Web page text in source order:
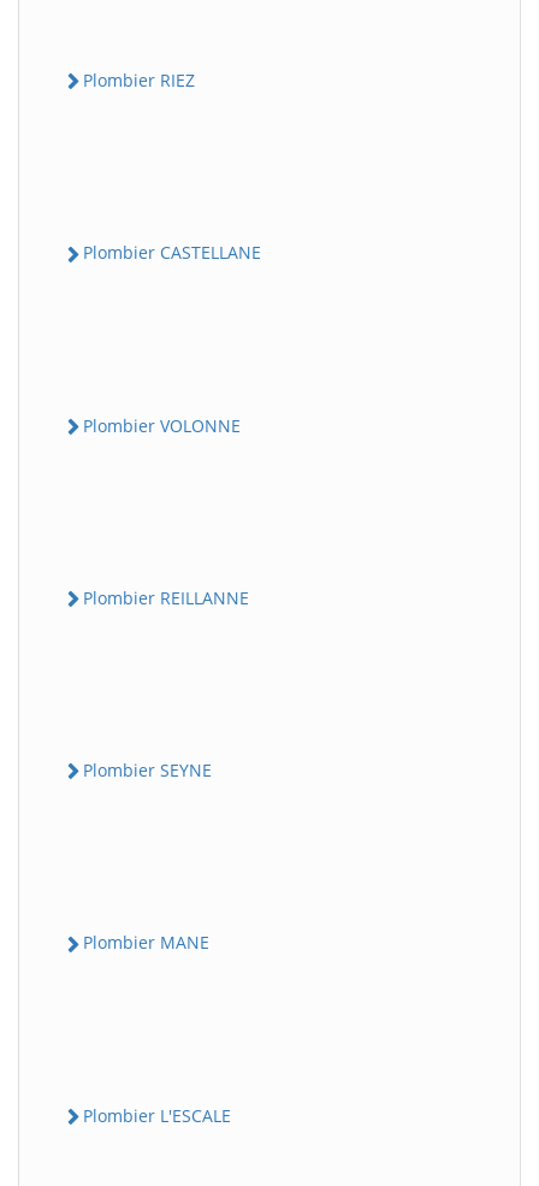
Plombier RIEZ
Plombier CASTELLANE
Plombier VOLONNE
Plombier REILLANNE
Plombier SEYNE
Plombier MANE
Plombier L'ESCALE